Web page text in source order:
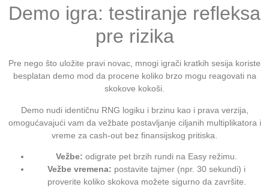
Demo igra: testiranje refleksa
pre rizika
Pre nego što uložite pravi novac, mnogi igrači kratkih sesija koriste
besplatan demo mod da procene koliko brzo mogu reagovati na
skokove kokoši.
Demo nudi identičnu RNG logiku i brzinu kao i prava verzija,
omogućavajući vam da vežbate postavljanje ciljanih multiplikatora i
vreme za cash‑out bez finansijskog pritiska.
Vežbe: odigrate pet brzih rundi na Easy režimu.
Vežbe vremena: postavite tajmer (npr. 30 sekundi) i
proverite koliko skokova možete sigurno da završite.